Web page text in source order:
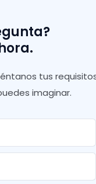
tus
imaginar.